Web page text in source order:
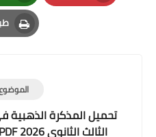
Pinterest
تحميل المذكرة الذهبية
الثالث الثانوي 2026 PDF مراجعة نهائية شاملة